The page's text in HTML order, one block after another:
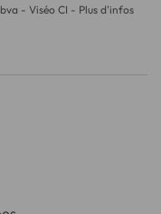
- Viséo CI - Plus d'infos